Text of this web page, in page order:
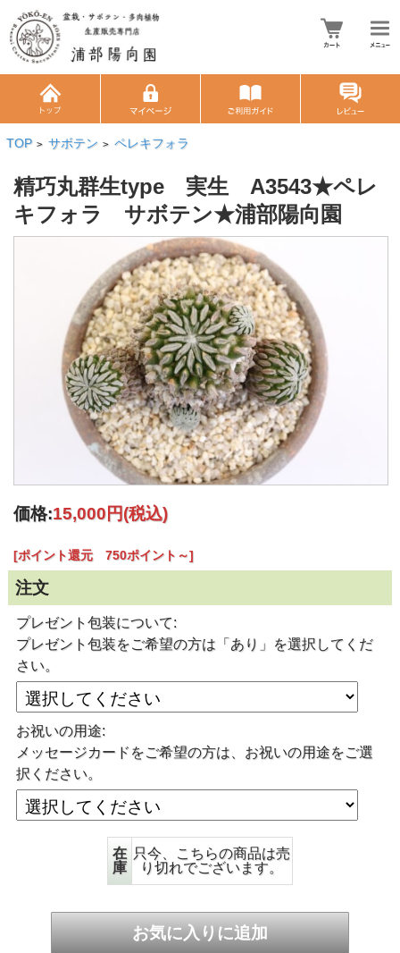
TOP > サボテン > ペレキフォラ
精巧丸群生type 実生 A3543★ペレ
キフォラ サボテン★浦部陽向園
価格:15,000円(税込)
[ポイント還元 750ポイント～]
注文
プレゼント包装について:
プレゼント包装をご希望の方は「あり」を選択してくだ
さい。
お祝いの用途:
メッセージカードをご希望の方は、お祝いの用途をご選
択ください。
在
庫
只今、こちらの商品は売
り切れでございます。